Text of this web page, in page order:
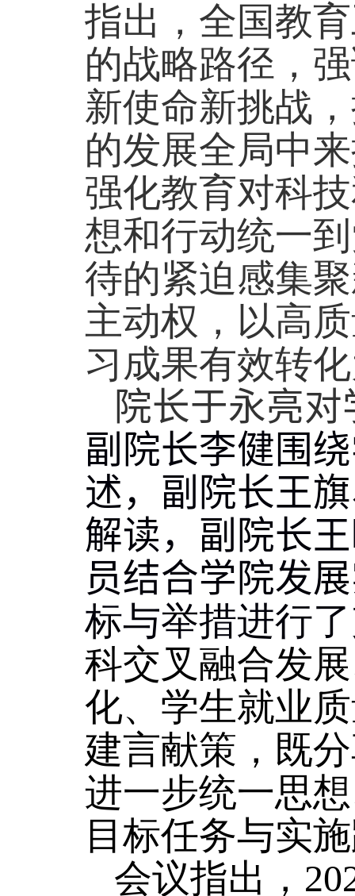
指出，全国教
的战略路径，
新使命新挑战
的发展全局中
强化教育对科
想和行动统一
待的紧迫感集
主动权，以高
习成果有效转
院长于永亮
副院长李健围
述，副院长王
解读，副院长
员结合学院发
标与举措进行
科交叉融合发
化、学生就业
建言献策，既
进一步统一思
目标任务与实
会议指出，